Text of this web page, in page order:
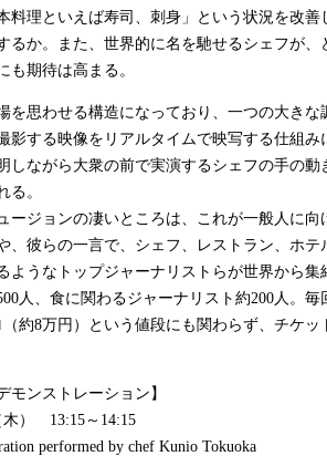
料理といえば寿司、刺身」という状況を改
るか。また、世界的に名を馳せるシェフが
も期待は高まる。
を思わせる構造になっており、一つの大き
影する映像をリアルタイムで映写する仕組
しながら大衆の前で実演するシェフの手の
る。
ージョンの凄いところは、これが一般人に
、彼らの一言で、シェフ、レストラン、ホ
ようなトップジャーナリストらが世界から
人、食に関わるジャーナリスト約200人。
（約8万円）という値段にも関わらず、チケ
ンストレーション】
木） 13:15～14:15
performed by chef Kunio Tokuoka